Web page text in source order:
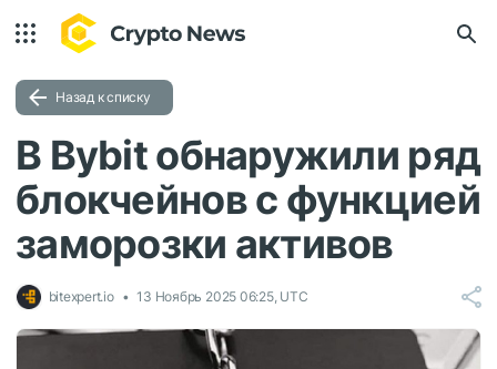
Назад к списку
В Bybit обнаружили ряд
блокчейнов с функцией
заморозки активов
bitexpert.io 13 Ноябрь 2025 06:25, UTC